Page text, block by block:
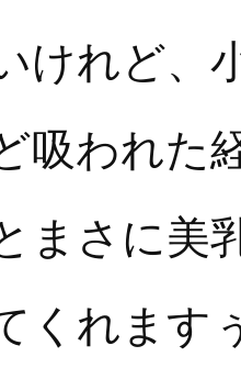
けれど、
吸われた
まさに美
くれます